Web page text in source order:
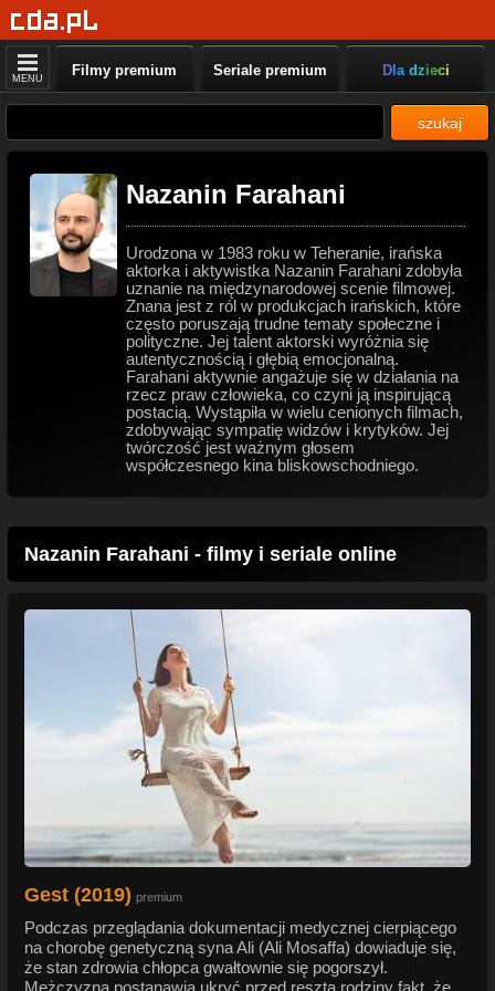
MENU Filmy premium Seriale premium Dla dzieci
szukaj
Nazanin Farahani
Urodzona w 1983 roku w Teheranie, irańska
aktorka i aktywistka Nazanin Farahani zdobyła
uznanie na międzynarodowej scenie filmowej.
Znana jest z ról w produkcjach irańskich, które
często poruszają trudne tematy społeczne i
polityczne. Jej talent aktorski wyróżnia się
autentycznością i głębią emocjonalną.
Farahani aktywnie angażuje się w działania na
rzecz praw człowieka, co czyni ją inspirującą
postacią. Wystąpiła w wielu cenionych filmach,
zdobywając sympatię widzów i krytyków. Jej
twórczość jest ważnym głosem
współczesnego kina bliskowschodniego.
Nazanin Farahani - filmy i seriale online
Gest (2019) premium
Podczas przeglądania dokumentacji medycznej cierpiącego
na chorobę genetyczną syna Ali (Ali Mosaffa) dowiaduje się,
że stan zdrowia chłopca gwałtownie się pogorszył.
Mężczyzna postanawia ukryć przed resztą rodziny fakt, że